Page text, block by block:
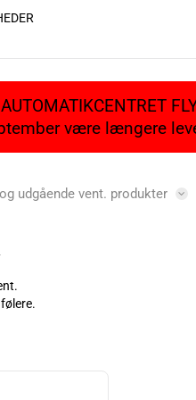
AUTOMATIKCENTRET
være længere
udgående vent. produkter